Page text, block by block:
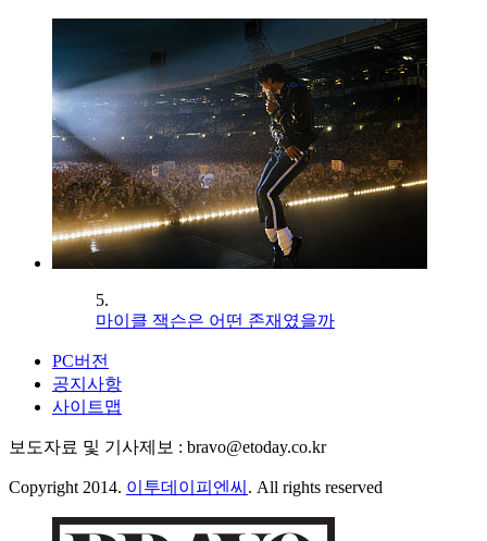
5.
마이클 잭슨은 어떤 존재였을까
PC버전
공지사항
사이트맵
보도자료 및 기사제보 : bravo@etoday.co.kr
Copyright 2014. 이투데이피엔씨 . All rights reserved